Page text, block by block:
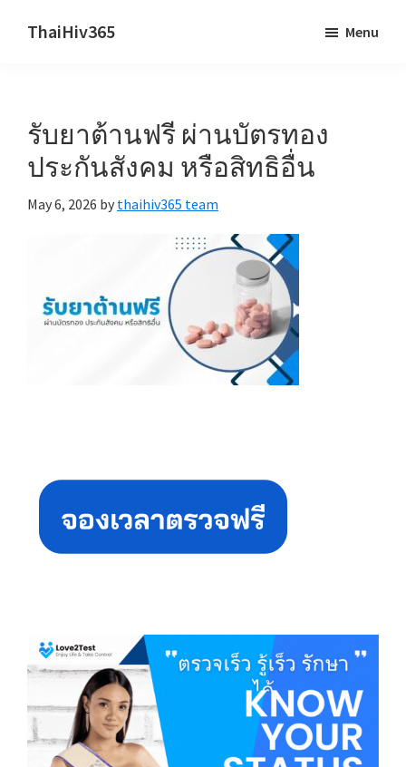
ThaiHiv365
behind.
Menu
รับยาต้านฟรี ผ่านบัตรทอง
ประกันสังคม หรือสิทธิอื่น
May 6, 2026 by thaihiv365 team
Sidebar